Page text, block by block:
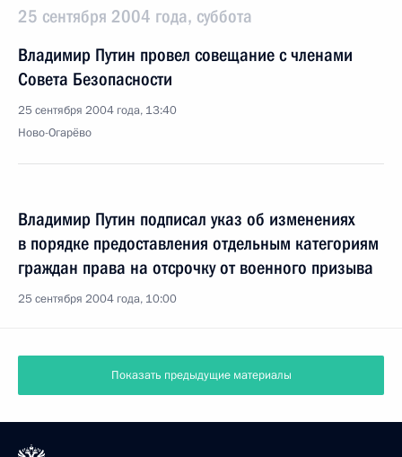
25 сентября 2004 года, суббота
Владимир Путин провел совещание с членами
Совета Безопасности
25 сентября 2004 года, 13:40
Ново-Огарёво
Владимир Путин подписал указ об изменениях
в порядке предоставления отдельным категориям
граждан права на отсрочку от военного призыва
25 сентября 2004 года, 10:00
Показать предыдущие материалы